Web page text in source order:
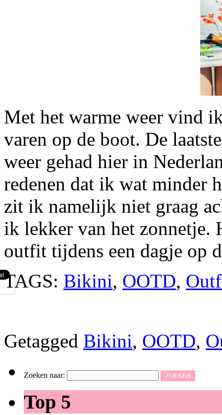
Met het warme weer vind
varen op de boot. De
weer gehad hier in
redenen dat ik wat minder
zit ik namelijk niet graag
ik lekker van het zonnetje.
outfit tijdens een dagje op
TAGS: Bikini, OOTD,
Getagged Bikini, OOTD,
Zoeken naar:
Top 5